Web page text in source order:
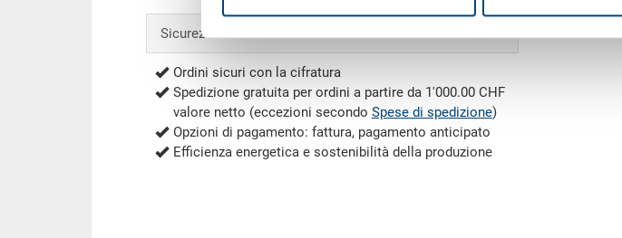
Sicurezza & ordini
Ordini sicuri con la cifratura
Spedizione gratuita per ordini a partire da 1'000.00 CHF
valore netto (eccezioni secondo Spese di spedizione)
Opzioni di pagamento: fattura, pagamento anticipato
Efficienza energetica e sostenibilità della produzione